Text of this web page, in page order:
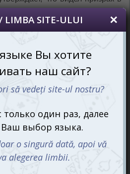
способностями и
набор, включающий базовую
Signs)и дополнение
дух обитает в доме и что он
новым владельцам через
в мир снов: как